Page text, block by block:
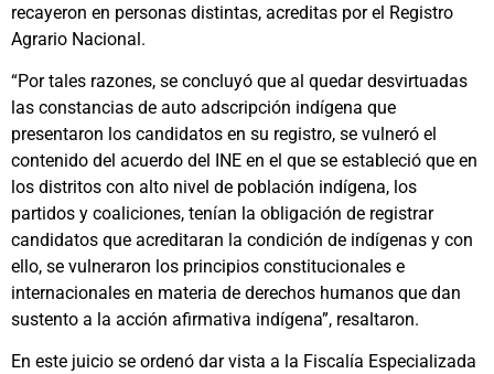
recayeron en personas distintas, acreditas por el Registro
Agrario Nacional.
“Por tales razones, se concluyó que al quedar desvirtuadas
las constancias de auto adscripción indígena que
presentaron los candidatos en su registro, se vulneró el
contenido del acuerdo del INE en el que se estableció que en
los distritos con alto nivel de población indígena, los
partidos y coaliciones, tenían la obligación de registrar
candidatos que acreditaran la condición de indígenas y con
ello, se vulneraron los principios constitucionales e
internacionales en materia de derechos humanos que dan
sustento a la acción afirmativa indígena”, resaltaron.
En este juicio se ordenó dar vista a la Fiscalía Especializada